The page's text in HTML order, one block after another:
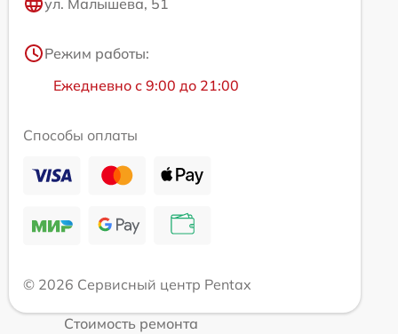
Режим работы:
Ежедневно с 9:00 до 21:00
Способы оплаты
© 2026 Сервисный центр Pentax
Стоимость ремонта